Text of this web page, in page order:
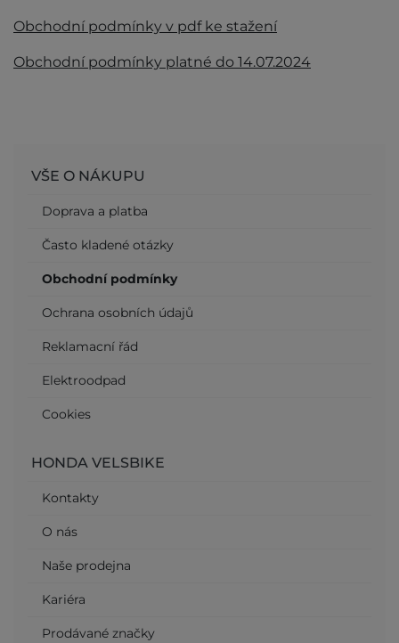
Obchodní podmínky v pdf ke stažení
Obchodní podmínky platné do 14.07.2024
VŠE O NÁKUPU
Doprava a platba
Často kladené otázky
Obchodní podmínky
Ochrana osobních údajů
Reklamacní řád
Elektroodpad
Cookies
HONDA VELSBIKE
Kontakty
O nás
Naše prodejna
Kariéra
Prodávané značky